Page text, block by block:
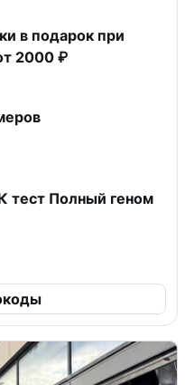
в подарок при
2000 ₽
тест Полный геном